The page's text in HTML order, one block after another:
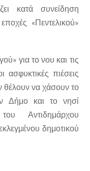
κατά συνείδηση
«Πεντελικού»
για το νου και τις
πιέσεις
να χάσουν το
Δήμο και το νησί
Αντιδημάρχου
δημοτικού